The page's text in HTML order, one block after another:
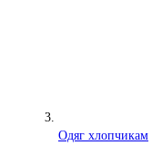
Одяг хлопчикам